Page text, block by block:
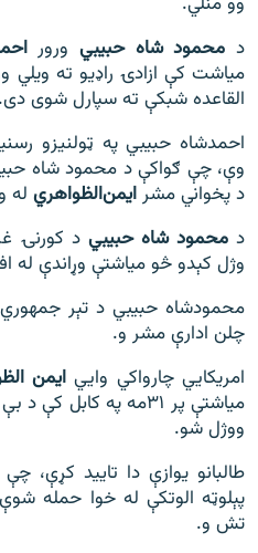
د محمود شاه حبیبيورور
میاشت کې ازادۍ راډیو ته ویلي
القاعده شبکې ته سپارل شوی دی.
احمدشاه حبیبي په ټولنیزو
وې، چې ګواکې د محمود شاه
د پخواني مشرایمن‌الظواهري له
دمحمود شاه حبیبي د کورنۍ
وژل کېدو څو میاشتې وړاندې له
محمودشاه حبیبي د تېر
چلن ادارې مشر و.
امریکايي چارواکي وايي ایمن
میاشتې پر ۳۱مه په
ووژل شو.
طالبانو یوازې دا تایید کړې،
پېلوټه الوتکې له خوا حمله
تش و.